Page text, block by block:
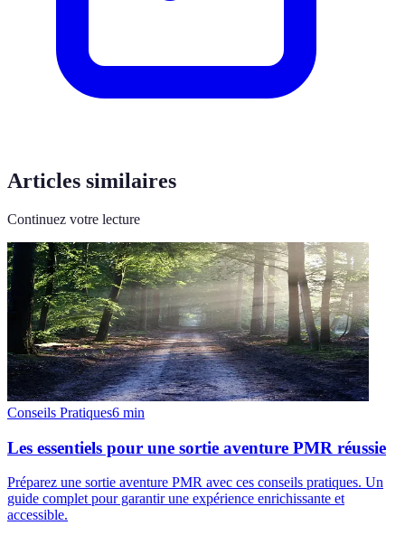
Articles similaires
Continuez votre lecture
Conseils Pratiques6 min
Les essentiels pour une sortie aventure PMR réussie
Préparez une sortie aventure PMR avec ces conseils pratiques. Un
guide complet pour garantir une expérience enrichissante et
accessible.